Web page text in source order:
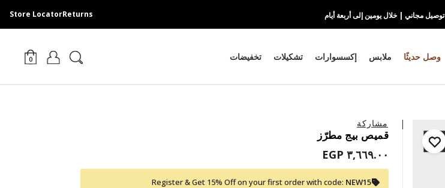
توصيل مجاني | خلال يومين إلى أربعة أيام Returns
Store Locator
وصل حديثًا ملابس إكسسوارات تشكيلات تخفيضات 0
مشاركة
قميص بيج مطرّز
٣,٦٦٩.٠٠ EGP
Register & Get 15% Off on your first order with code: NEW15